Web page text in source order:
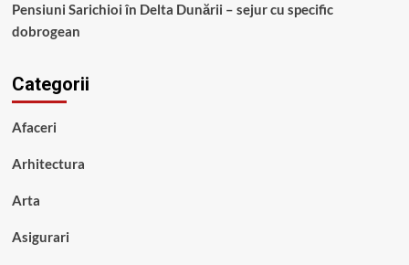
Pensiuni Sarichioi în Delta Dunării – sejur cu specific
dobrogean
Categorii
Afaceri
Arhitectura
Arta
Asigurari